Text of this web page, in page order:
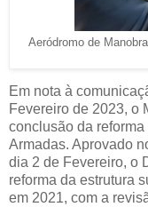
Aeródromo de
Em nota à
Fevereiro de 2023, o
conclusão da
Armadas. Aprovado
dia 2 de Fevereiro, o
reforma da estrutura
em 2021, com a